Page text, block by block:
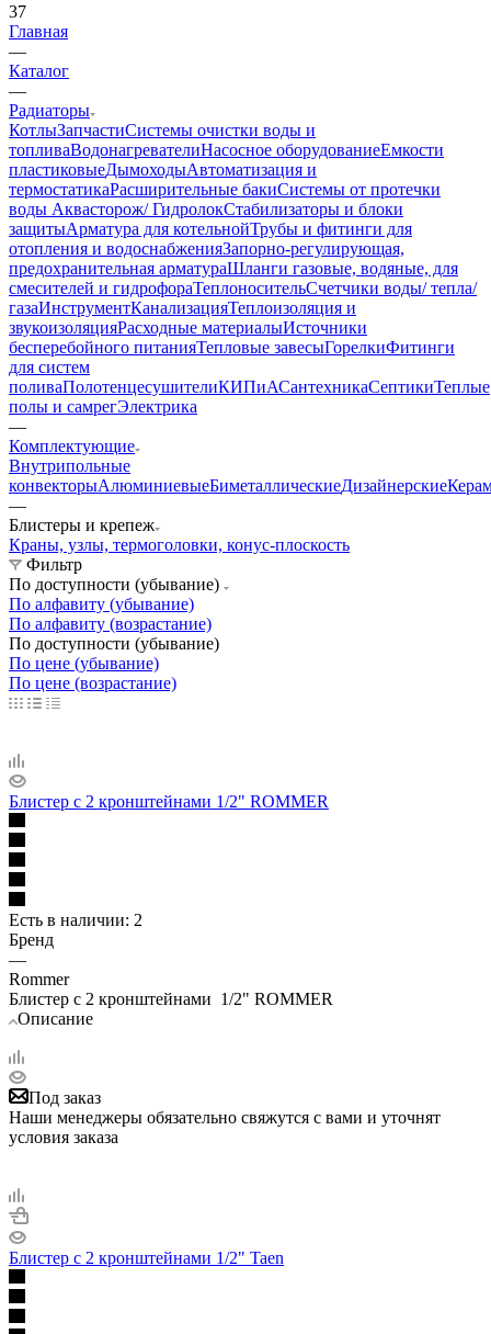
37
Главная
—
Каталог
—
Радиаторы
КотлыЗапчастиСистемы очистки воды и
топливаВодонагревателиНасосное оборудованиеЕмкости
пластиковыеДымоходыАвтоматизация и
термостатикаРасширительные бакиСистемы от протечки
воды Аквасторож/ ГидролокСтабилизаторы и блоки
защитыАрматура для котельнойТрубы и фитинги для
отопления и водоснабженияЗапорно-регулирующая,
предохранительная арматураШланги газовые, водяные, для
смесителей и гидрофораТеплоносительСчетчики воды/ тепла/
газаИнструментКанализацияТеплоизоляция и
звукоизоляцияРасходные материалыИсточники
бесперебойного питанияТепловые завесыГорелкиФитинги
для систем
поливаПолотенцесушителиКИПиАСантехникаСептикиТеплые
полы и самрегЭлектрика
—
Комплектующие
Внутрипольные
конвекторыАлюминиевыеБиметаллическиеДизайнерские
—
Блистеры и крепеж
Краны, узлы, термоголовки, конус-плоскость
Фильтр
По доступности (убывание)
По алфавиту (убывание)
По алфавиту (возрастание)
По доступности (убывание)
По цене (убывание)
По цене (возрастание)
Блистер с 2 кронштейнами 1/2" ROMMER
Есть в наличии: 2
Бренд
—
Rommer
Блистер с 2 кронштейнами 1/2" ROMMER
Описание
Под заказ
Наши менеджеры обязательно свяжутся с вами и уточнят
условия заказа
Блистер с 2 кронштейнами 1/2" Taen